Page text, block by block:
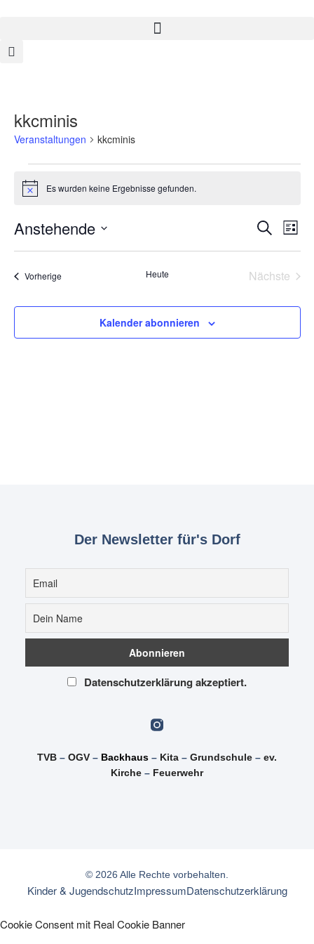
kkcminis
Veranstaltungen kkcminis
HinweisEs wurden keine Ergebnisse gefunden.
Suche
und
Ansichten,
SucheListe
Anstehende
Datum
VorherigeVeranstaltungen Heute
Nächste
Kalender abonnieren
Der Newsletter für's Dorf
Datenschutzerklärung akzeptiert.
TVB – OGV – Backhaus – Kita – Grundschule – ev.
Kirche – Feuerwehr
© 2026 Alle Rechte vorbehalten.
Kinder & JugendschutzImpressumDatenschutzerklärung
Cookie Consent mit Real Cookie Banner